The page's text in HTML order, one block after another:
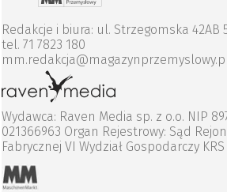
Redakcje i biura: ul. Strzegomska 42AB
tel. 71 7823 180
Wydawca: Raven Media sp. z o.o. NIP
021366963 Organ Rejestrowy: Sąd
Fabrycznej VI Wydział Gospodarczy